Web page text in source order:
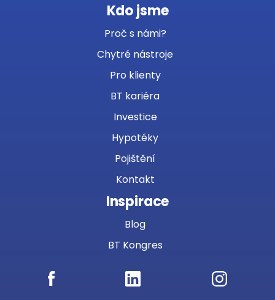
Kdo jsme
Proč s námi?
Chytré nástroje
Pro klienty
BT kariéra
Investice
Hypotéky
Pojištění
Kontakt
Inspirace
Blog
BT Kongres